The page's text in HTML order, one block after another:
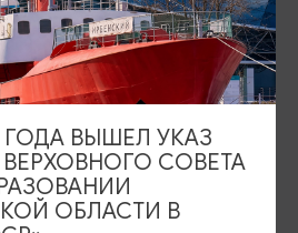
НАШЕМ САЙТЕ
Электронная виза
ГОДА ВЫШЕЛ УКАЗ
СОВЕТА
ОБЛАСТИ В